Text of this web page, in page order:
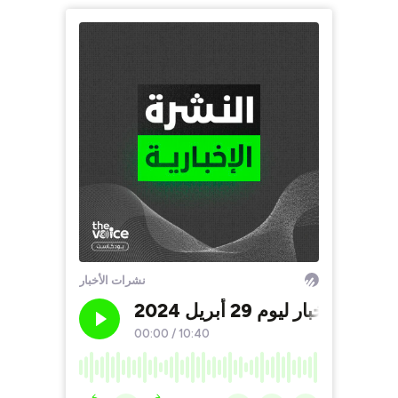
نشرات الأخبار
نشرة الأخبار ليوم 29 أبريل 2024
00:00 / 10:40